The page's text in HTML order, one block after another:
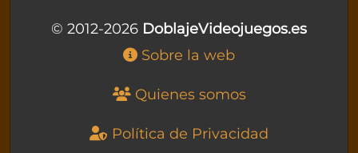
© 2012-2026 DoblajeVideojuegos.es
Sobre la web
Quienes somos
Política de Privacidad